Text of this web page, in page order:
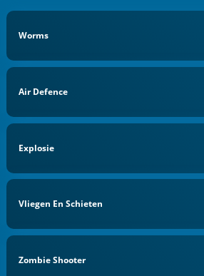
Worms
Air Defence
Explosie
Vliegen En Schieten
Zombie Shooter